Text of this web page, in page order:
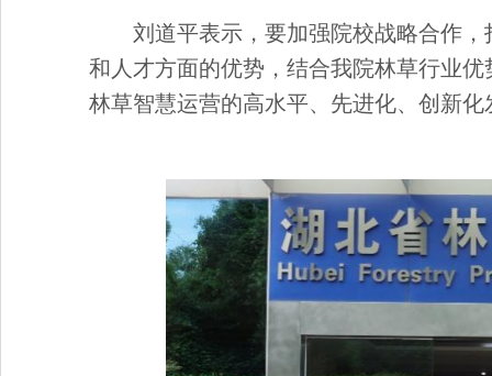
刘道平表示，要加强院校战略合作
和人才方面的优势，结合我院林草行业
林草智慧运营的高水平、 先进化、创新化